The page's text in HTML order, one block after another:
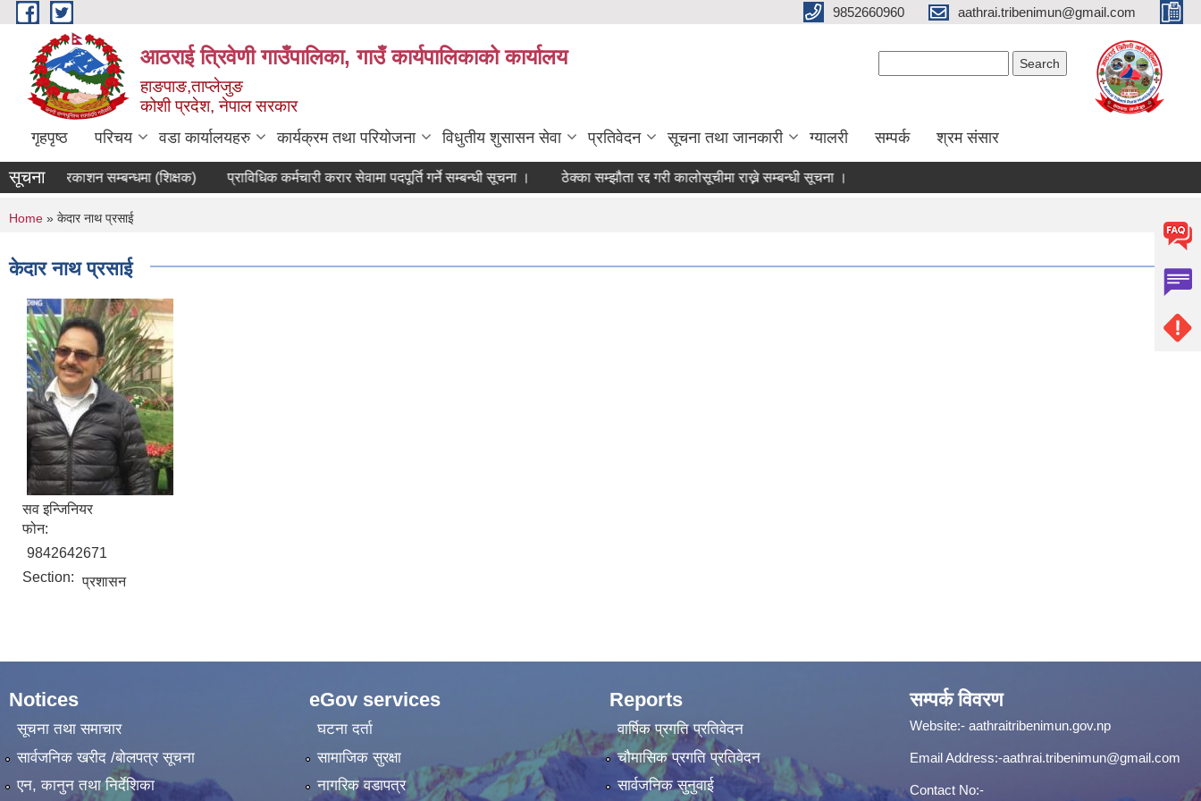
Skip to main content 9852660960 aathrai.tribenimun@gmail.com
आठराई त्रिवेणी गाउँपालिका, गाउँ कार्यपालिकाको कार्यालय
हाङपाङ,ताप्लेजुङ
कोशी प्रदेश, नेपाल सरकार
गृहपृष्ठ परिचय वडा कार्यालयहरु कार्यक्रम तथा परियोजना विधुतीय शुसासन सेवा प्रतिवेदन सूचना तथा जानकारी ग्यालरी सम्पर्क श्रम संसार
सूचना
विज्ञापन प्रकाशन सम्बन्धमा (शिक्षक) प्राविधिक कर्मचारी करार सेवामा पदपूर्ति गर्ने सम्बन्धी सूचना । ठेक्का सम्झौता रद्द गरी कालोसूचीमा राख्ने सम्बन्धी सूचना ।
You are here
Home » केदार नाथ प्रसाई
केदार नाथ प्रसाई
सव इन्जिनियर
फोन:
9842642671
Section: प्रशासन
Notices
सूचना तथा समाचार
सार्वजनिक खरीद /बोलपत्र सूचना
एन, कानुन तथा निर्देशिका
eGov services
घटना दर्ता
सामाजिक सुरक्षा
नागरिक वडापत्र
Reports
वार्षिक प्रगति प्रतिवेदन
चौमासिक प्रगति प्रतिवेदन
सार्वजनिक सुनुवाई
सम्पर्क विवरण
Website:- aathraitribenimun.gov.np
Email Address:-aathrai.tribenimun@gmail.com
Contact No:-